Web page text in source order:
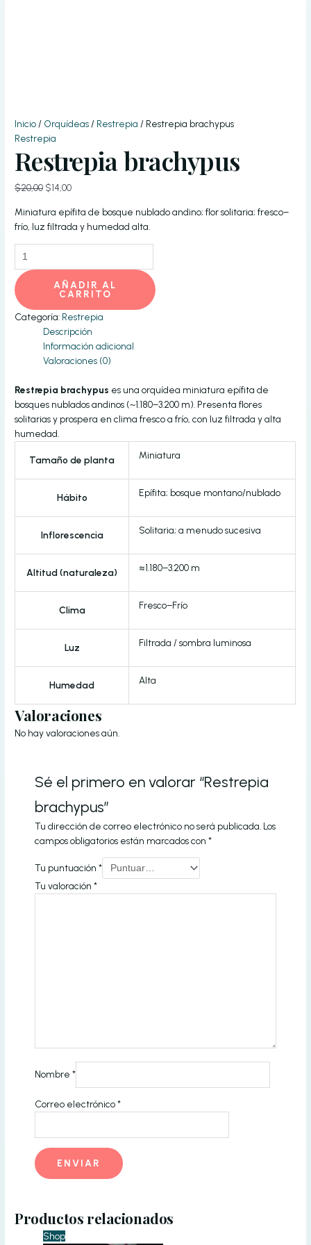
Inicio / Orquídeas / Restrepia / Restrepia brachypus
Restrepia
Restrepia brachypus
$20,00 El
original
era:
$20,00.
$14,00El
actual
es:
$14,00.
Miniatura epífita de bosque nublado andino; flor solitaria; fresco–
frío, luz filtrada y humedad alta.
cantidad
AÑADIR AL
CARRITO
Categoría: Restrepia
Descripción
Información adicional
Valoraciones (0)
Restrepia brachypus es una orquídea miniatura epífita de
bosques nublados andinos (~1.180–3.200 m). Presenta flores
solitarias y prospera en clima fresco a frío, con luz filtrada y alta
humedad.
Tamaño de planta Miniatura
Hábito Epífita; bosque montano/nublado
Inflorescencia Solitaria; a menudo sucesiva
Altitud (naturaleza) ≈1.180–3.200 m
Clima Fresco–Frío
Luz Filtrada / sombra luminosa
Humedad Alta
Valoraciones
No hay valoraciones aún.
Sé el primero en valorar “Restrepia
brachypus”
Tu dirección de correo electrónico no será publicada. Los
campos obligatorios están marcados con*
Tu puntuación*
Tu valoración*
Nombre*
Correo electrónico*
Productos relacionados
Shop